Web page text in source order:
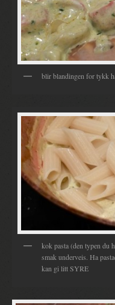
blir blandingen for tykk
kok pasta (den typen du
smak underveis. Ha
kan gi litt SYRE